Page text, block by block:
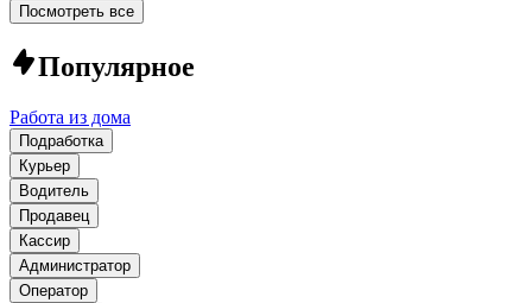
Посмотреть все
Популярное
Работа из дома
Подработка
Курьер
Водитель
Продавец
Кассир
Администратор
Оператор